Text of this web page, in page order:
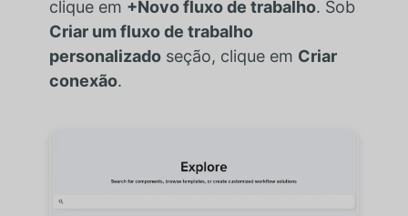
clique em +Novo fluxo de trabalho. Sob
Criar um fluxo de trabalho
personalizadoseção, clique em Criar
conexão.